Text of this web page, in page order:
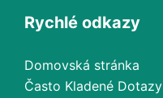
Rychlé odkazy
Domovská stránka
Často Kladené Dotazy